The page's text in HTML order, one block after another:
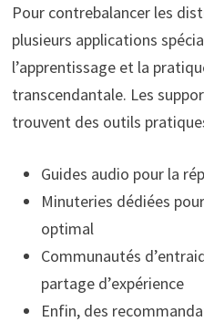
Pour contrebalancer les
plusieurs applications
l’apprentissage et la
transcendantale. Les
trouvent des outils
Guides audio pour la
Minuteries dédiées
optimal
Communautés
partage d’expérience
Enfin, des